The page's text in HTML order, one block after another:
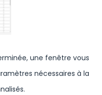
nécessaires à la